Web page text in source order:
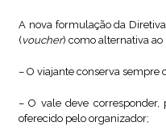
A nova formulação da
(voucher) como alternativa
– O viajante conserva sempre
– O vale deve
oferecido pelo organizador;